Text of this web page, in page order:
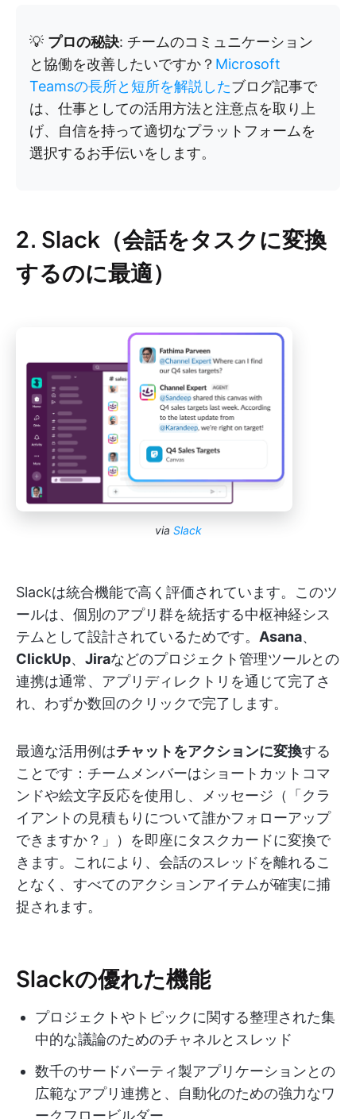
💡 プロの秘訣: チームのコミュニケーション
と協働を改善したいですか？ Microsoft
Teamsの長所と短所を解説したブログ記事で
は、仕事としての活用方法と注意点を取り上
げ、自信を持って適切なプラットフォームを
選択するお手伝いをします。
2. Slack（会話をタスクに変換
するのに最適）
via Slack
Slackは統合機能で高く評価されています。このツ
ールは、個別のアプリ群を統括する中枢神経シス
テムとして設計されているためです。 Asana、
ClickUp、 Jiraなどのプロジェクト管理ツールとの
連携は通常、アプリディレクトリを通じて完了さ
れ、わずか数回のクリックで完了します。
最適な活用例はチャットをアクションに変換する
ことです：チームメンバーはショートカットコマ
ンドや絵文字反応を使用し、メッセージ（「クラ
イアントの見積もりについて誰かフォローアップ
できますか？」）を即座にタスクカードに変換で
きます。これにより、会話のスレッドを離れるこ
となく、すべてのアクションアイテムが確実に捕
捉されます。
Slackの優れた機能
プロジェクトやトピックに関する整理された集
中的な議論のためのチャネルとスレッド
数千のサードパーティ製アプリケーションとの
広範なアプリ連携と、自動化のための強力なワ
ークフロービルダー